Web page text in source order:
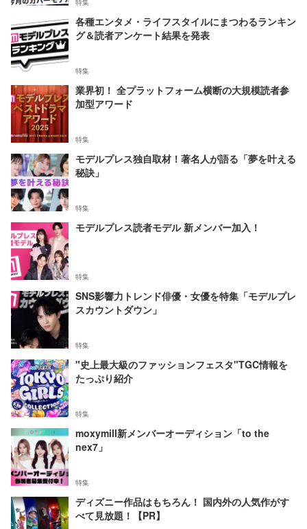
特集
各種エンタメ・ライフスタイルにまつわるランキン
グ＆読者アンケート結果を発表
特集
業界初！ 全プラットフォーム横断の大規模読者参
加型アワード
特集
モデルプレス独自取材！著名人が語る「夢を叶える
秘訣」
特集
モデルプレス読者モデル 新メンバー加入！
特集
SNS影響力トレンド俳優・女優を特集「モデルプレ
スカウントダウン」
特集
"史上最大級のファッションフェスタ"TGC情報を
たっぷり紹介
特集
moxymill新メンバーオーディション「to the
nex7」
特集
ディズニー作品はもちろん！ 国内外の人気作がす
べて見放題！【PR】